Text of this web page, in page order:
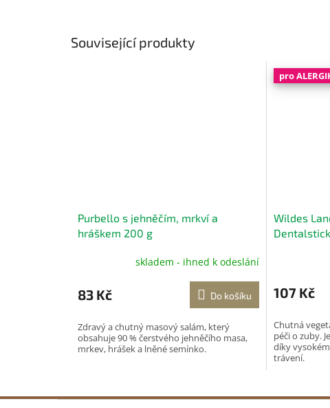
Související produkty
Purbello s jehněčím, mrkví a
hráškem 200 g
skladem - ihned k odeslání
83 Kč Do košíku
Zdravý a chutný masový salám, který
obsahuje 90 % čerstvého jehněčího masa,
mrkev, hrášek a lněné semínko.
pro
Wildes
107 Kč
Chutná
péči o zuby.
díky
trávení.